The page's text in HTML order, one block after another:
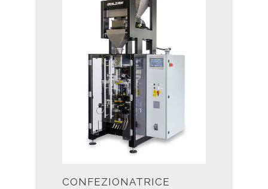
CONFEZIONATRICE